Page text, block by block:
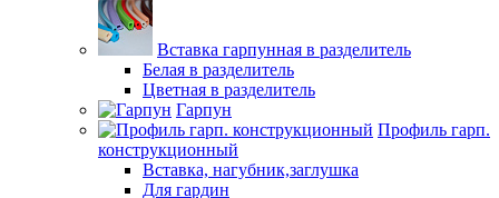
Вставка гарпунная в разделитель
Белая в разделитель
Цветная в разделитель
Гарпун
Профиль гарп.
конструкционный
Вставка, нагубник,заглушка
Для гардин